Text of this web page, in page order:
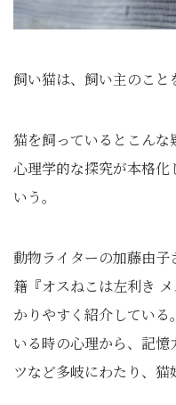
飼い猫は、飼い主のこと
猫を飼っているとこん
心理学的な探究が本格化
いう。
動物ライターの加藤由
籍『オスねこは左利き
かりやすく紹介してい
いる時の心理から、記
ツなど多岐にわたり、猫